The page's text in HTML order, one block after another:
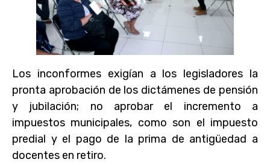
Los inconformes exigían a los legisladores la
pronta aprobación de los dictámenes de pensión
y jubilación; no aprobar el incremento a
impuestos municipales, como son el impuesto
predial y el pago de la prima de antigüedad a
docentes en retiro.